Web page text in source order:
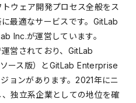
ウェア開発プロセス全般をス
最適なサービスです。GitLab
Inc.が運営しています。
営されており、GitLab
ース版）とGitLab Enterprise
ョンがあります。2021年にニ
独立系企業としての地位を確